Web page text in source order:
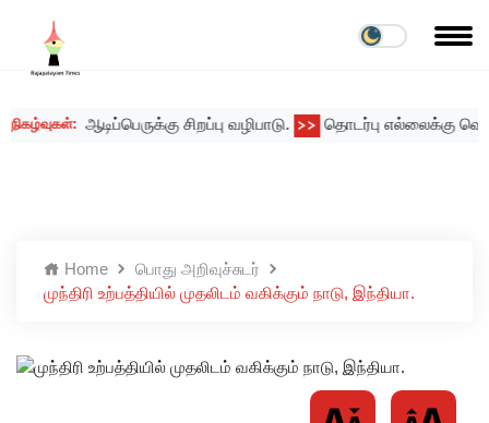
ஆடிப்பெருக்கு சிறப்பு வழிபாடு. >> தொடர்பு எல்லைக்கு
Home
பொது அறிவுச்சுடர்
முந்திரி உற்பத்தியில் முதலிடம் வகிக்கும் நாடு, இந்தியா.